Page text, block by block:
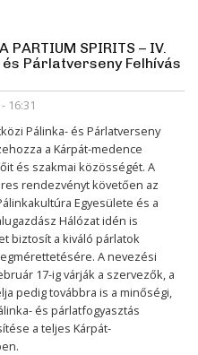
PARTIUM SPIRITS – IV.
és Párlatverseny Felhívás
16:31
Pálinka- és Párlatverseny
a Kárpát-medence
és szakmai közösségét. A
rendezvényt követően az
Egyesülete és a
Hálózat idén is
biztosít a kiváló párlatok
A nevezési
17-ig várják a szervezők, a
pedig továbbra is a minőségi,
és párlatfogyasztás
a teljes Kárpát-